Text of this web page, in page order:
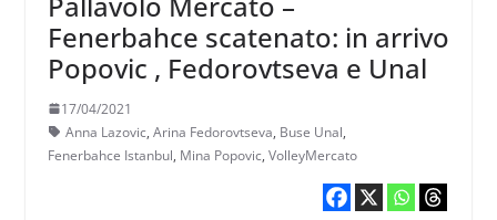
Fenerbahce scatenato: in arrivo
Popovic , Fedorovtseva e Unal
17/04/2021
Anna Lazovic, Arina Fedorovtseva, Buse Unal,
Fenerbahce Istanbul, Mina Popovic, VolleyMercato